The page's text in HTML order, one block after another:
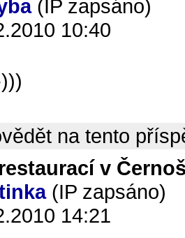
(IP zapsáno)
10:40
na tento
v
(IP zapsáno)
14:21